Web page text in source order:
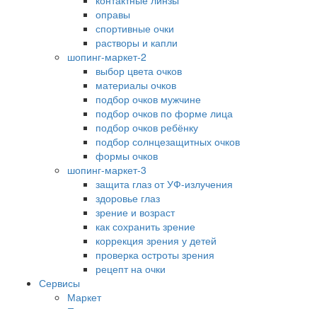
оправы
спортивные очки
растворы и капли
шопинг-маркет-2
выбор цвета очков
материалы очков
подбор очков мужчине
подбор очков по форме лица
подбор очков ребёнку
подбор солнцезащитных очков
формы очков
шопинг-маркет-3
защита глаз от УФ-излучения
здоровье глаз
зрение и возраст
как сохранить зрение
коррекция зрения у детей
проверка остроты зрения
рецепт на очки
Сервисы
Маркет